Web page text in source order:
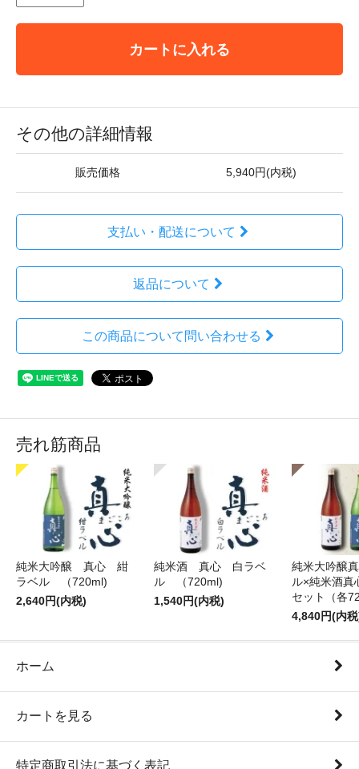
カートに入れる
その他の詳細情報
販売価格 5,940円(内税)
支払い・配送について
返品について
この商品について問い合わせる
売れ筋商品
純米大吟醸 真心 紺
ラベル （720ml)
2,640円(内税)
純米酒 真心 白ラベ
ル （720ml)
1,540円(内税)
純米大吟醸
ル×純米酒真
セット（各
4,840円(内
ホーム
カートを見る
特定商取引法に基づく表記